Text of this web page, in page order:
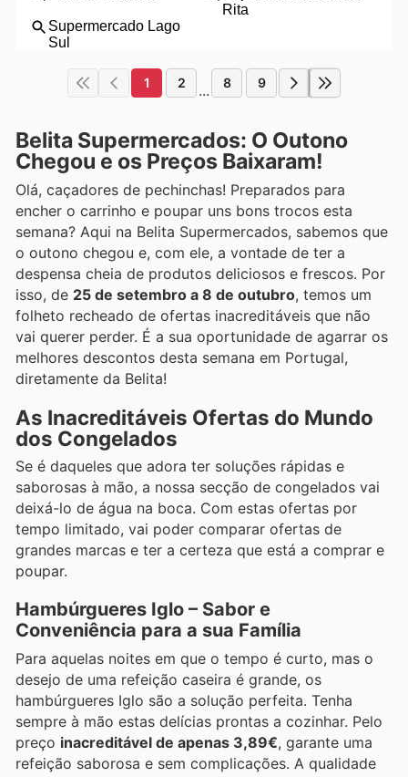
1 2 ... 8 9
Belita Supermercados: O Outono
Chegou e os Preços Baixaram!
Olá, caçadores de pechinchas! Preparados para
encher o carrinho e poupar uns bons trocos esta
semana? Aqui na Belita Supermercados, sabemos que
o outono chegou e, com ele, a vontade de ter a
despensa cheia de produtos deliciosos e frescos. Por
isso, de 25 de setembro a 8 de outubro, temos um
folheto recheado de ofertas inacreditáveis que não
vai querer perder. É a sua oportunidade de agarrar os
melhores descontos desta semana em Portugal,
diretamente da Belita!
As Inacreditáveis Ofertas do Mundo
dos Congelados
Se é daqueles que adora ter soluções rápidas e
saborosas à mão, a nossa secção de congelados vai
deixá-lo de água na boca. Com estas ofertas por
tempo limitado, vai poder comparar ofertas de
grandes marcas e ter a certeza que está a comprar e
poupar.
Hambúrgueres Iglo – Sabor e
Conveniência para a sua Família
Para aquelas noites em que o tempo é curto, mas o
desejo de uma refeição caseira é grande, os
hambúrgueres Iglo são a solução perfeita. Tenha
sempre à mão estas delícias prontas a cozinhar. Pelo
preço inacreditável de apenas 3,89€, garante uma
refeição saborosa e sem complicações. A qualidade